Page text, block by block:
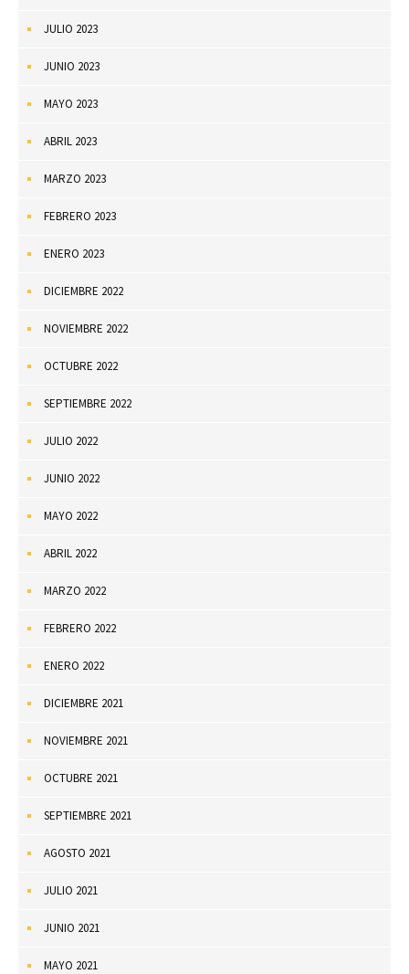
JULIO 2023
JUNIO 2023
MAYO 2023
ABRIL 2023
MARZO 2023
FEBRERO 2023
ENERO 2023
DICIEMBRE 2022
NOVIEMBRE 2022
OCTUBRE 2022
SEPTIEMBRE 2022
JULIO 2022
JUNIO 2022
MAYO 2022
ABRIL 2022
MARZO 2022
FEBRERO 2022
ENERO 2022
DICIEMBRE 2021
NOVIEMBRE 2021
OCTUBRE 2021
SEPTIEMBRE 2021
AGOSTO 2021
JULIO 2021
JUNIO 2021
MAYO 2021